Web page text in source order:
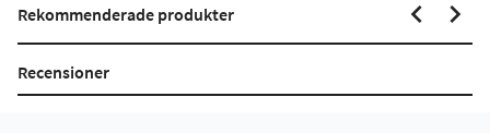
Rekommenderade produkter
Recensioner